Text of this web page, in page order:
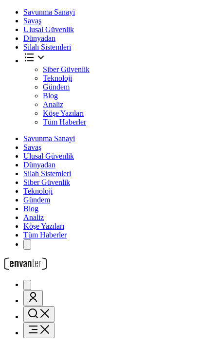
Savunma Sanayi
Savaş
Ulusal Güvenlik
Dünyadan
Silah Sistemleri
Siber Güvenlik
Teknoloji
Gündem
Blog
Analiz
Köşe Yazıları
Tüm Haberler
Savunma Sanayi
Savaş
Ulusal Güvenlik
Dünyadan
Silah Sistemleri
Siber Güvenlik
Teknoloji
Gündem
Blog
Analiz
Köşe Yazıları
Tüm Haberler